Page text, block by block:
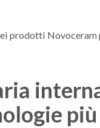
prodotti Novoceram